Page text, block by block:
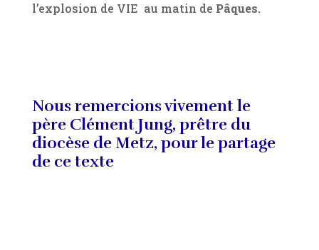
l’explosion de VIE au matin de Pâques.
Nous remercions vivement le
père Clément Jung, prêtre du
diocèse de Metz, pour le partage
de ce texte